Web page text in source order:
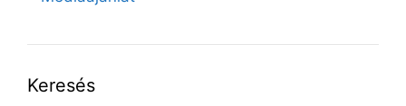
Keresés